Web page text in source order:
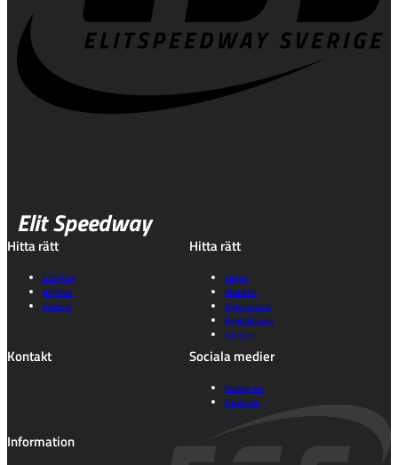
Elit Speedway
Hitta rätt
ESS Play
Biljetter
Schema
Hitta rätt
Lagen
Statistik
Nyhetsarkiv
Kontakta oss
Om oss
Kontakt Sociala medier
Instagram
Facebook
Information